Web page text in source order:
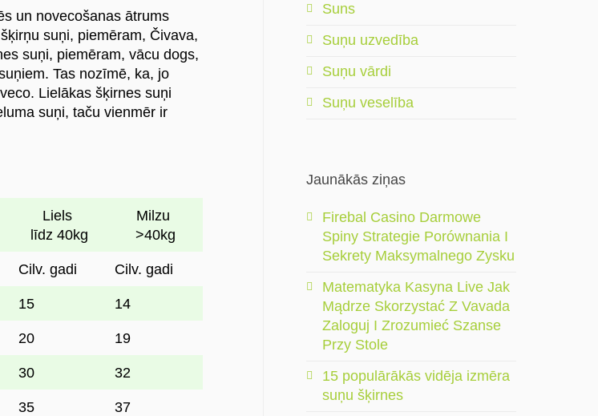
un novecošanas ātrums
suņi, piemēram, Čivava,
suņi, piemēram, vācu dogs,
Tas nozīmē, ka, jo
Lielākas šķirnes suņi
suņi, taču vienmēr ir
Liels
līdz 40kg
Milzu
>40kg
Cilv. gadi Cilv. gadi
15 14
20 19
30 32
35 37
Suns
Suņu uzvedība
Suņu vārdi
Suņu veselība
Jaunākās ziņas
Firebal Casino Darmowe
Spiny Strategie Porównania I
Sekrety Maksymalnego Zysku
Matematyka Kasyna Live Jak
Mądrze Skorzystać Z Vavada
Zaloguj I Zrozumieć Szanse
Przy Stole
15 populārākās vidēja izmēra
suņu šķirnes